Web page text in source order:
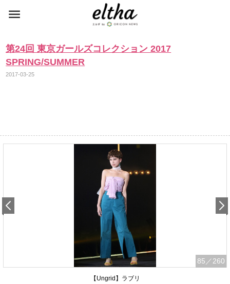
第24回 東京ガールズコレクション 2017
SPRING/SUMMER
2017-03-25
85 ／260
【Ungrid】ラブリ